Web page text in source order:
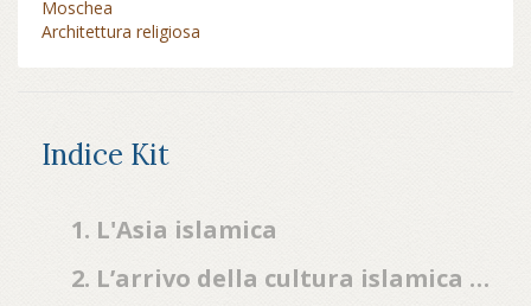
Moschea
Architettura religiosa
Indice Kit
1. L'Asia islamica
2. L’arrivo della cultura islamica in Cina